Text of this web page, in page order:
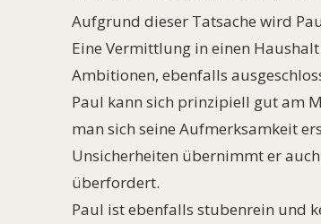
Aufgrund dieser Tatsache wird
Eine Vermittlung in einen
Ambitionen, ebenfalls
Paul kann sich prinzipiell gut am
man sich seine Aufmerksamkeit
Unsicherheiten übernimmt er
überfordert.
Paul ist ebenfalls stubenrein und